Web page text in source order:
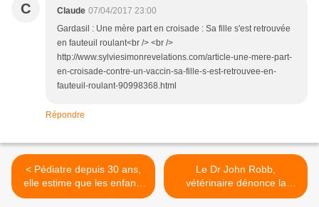
C Claude 07/04/2017 23:00
Gardasil : Une mère part en croisade : Sa fille s'est retrouvée
en fauteuil roulant<br /> <br />
http://www.sylviesimonrevelations.com/article-une-mere-part-
en-croisade-contre-un-vaccin-sa-fille-s-est-retrouvee-en-
fauteuil-roulant-90998368.html
Répondre
< Pédiatre depuis 30 ans,
elle estime que les enfants
sont trop vaccinés et qu'ils
Le Dr John Robb,
vétérinaire dénonce la
survaccination des animaux